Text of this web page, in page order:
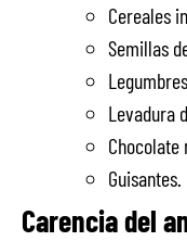
Cereales
Semillas
Levadura
Chocolate
Guisantes.
Carencia del